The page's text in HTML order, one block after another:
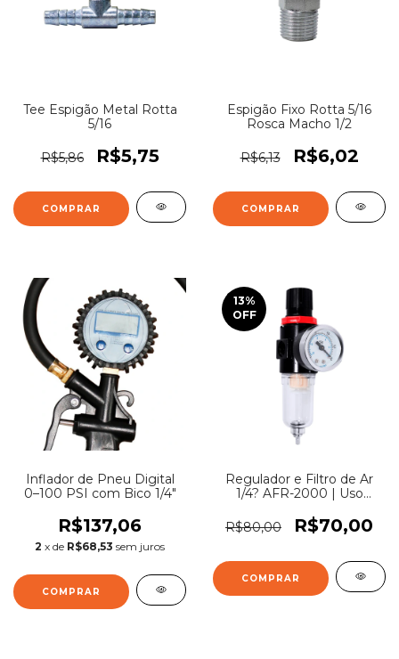
Tee Espigão Metal Rotta
5/16
R$5,86 R$5,75
Espigão Fixo Rotta 5/16
Rosca Macho 1/2
R$6,13 R$6,02
Inflador de Pneu Digital
0–100 PSI com Bico 1/4"
R$137,06
2 x de R$68,53 sem juros
13%
OFF
Regulador e Filtro de Ar
1/4? AFR-2000 | Uso
R$80,00
R$70,00